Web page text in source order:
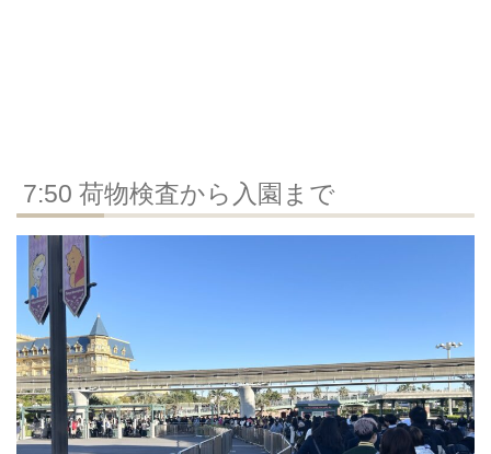
7:50 荷物検査から入園まで